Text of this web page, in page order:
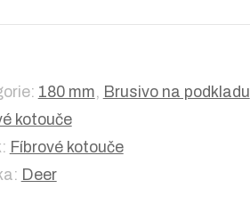
180 mm, Brusivo na podkladu
kotouče
Fíbrové kotouče
Deer